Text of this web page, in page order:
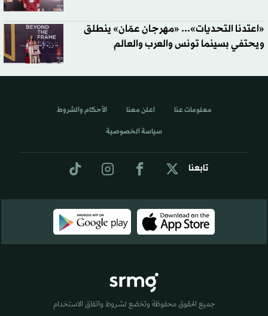
«اعتدنا التحديات»... «مهرجان عمّان» ينطلق
ويحتفي بسينما تونس والعرب والعالم
تابعنا
معلومات عنا اعلن معنا الأحكام والشروط
سياسة الخصوصية
جميع الحقوق محفوظة وتخضع لشروط واتفاق الاستخدام